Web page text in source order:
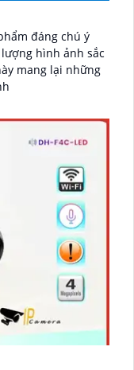
đáng chú ý
mang lại những